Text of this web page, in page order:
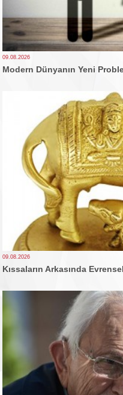
09.08.2026
Modern Dünyanın Yeni
09.08.2026
Kıssaların Arkasında